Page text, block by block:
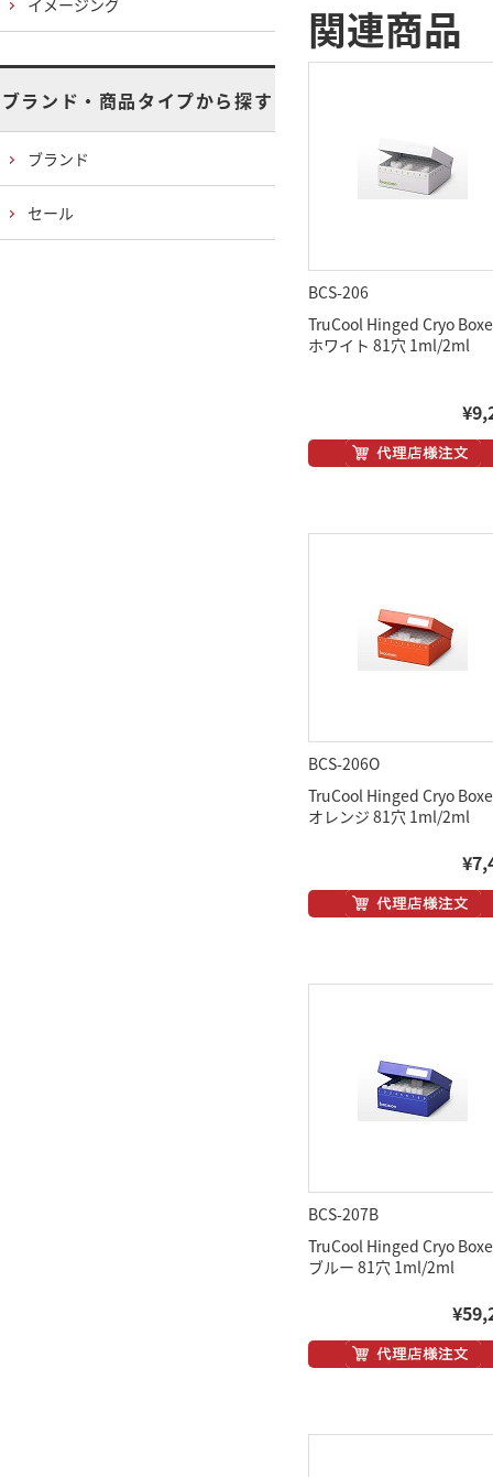
関連商品
BCS-206
TruCool Hinged Cryo
ホワイト 81穴 1ml/2ml
BCS-206O
TruCool Hinged Cryo
オレンジ 81穴 1ml/2ml
BCS-207B
TruCool Hinged Cryo
ブルー 81穴 1ml/2ml
イメージング
ブランド・商品タイプから探す
ブランド
セール